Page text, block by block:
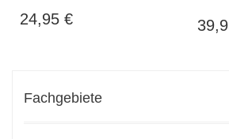
24,95 €
Fachgebiete